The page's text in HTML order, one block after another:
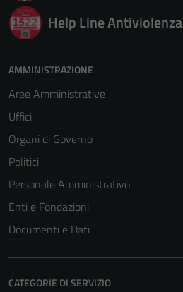
Help Line Antiviolenza
AMMINISTRAZIONE
Aree Amministrative
Uffici
Organi di Governo
Politici
Personale Amministrativo
Enti e Fondazioni
Documenti e Dati
CATEGORIE DI SERVIZIO